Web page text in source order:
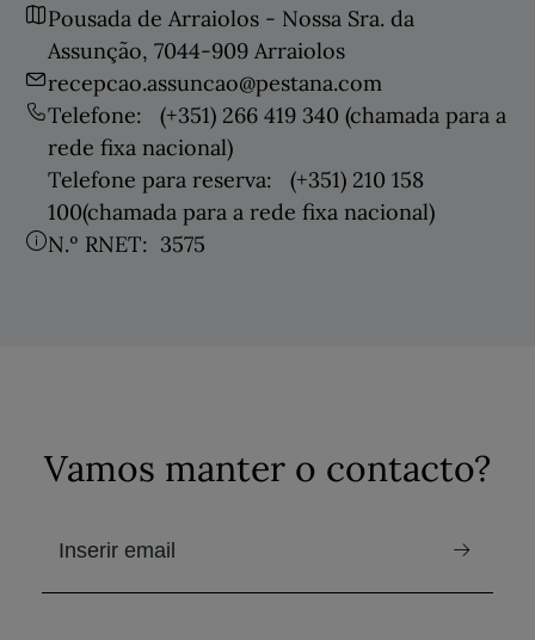
Pousada de Arraiolos - Nossa Sra. da
Assunção, 7044-909 Arraiolos
recepcao.assuncao@pestana.com
Telefone:
(+351) 266 419 340 (chamada para a
rede fixa nacional)
Telefone para reserva:
(+351) 210 158
100(chamada para a rede fixa nacional)
N.º RNET: 3575
Vamos manter o contacto?
e-mail para receber a newsletter